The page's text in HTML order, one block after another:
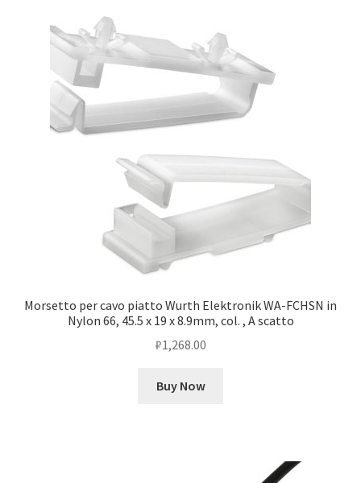
Morsetto per cavo piatto Wurth Elektronik WA-FCHSN in
Nylon 66, 45.5 x 19 x 8.9mm, col. , A scatto
₽1,268.00
Buy Now